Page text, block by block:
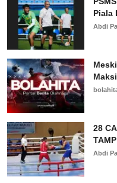
Piala
Abdi
28
Abdi